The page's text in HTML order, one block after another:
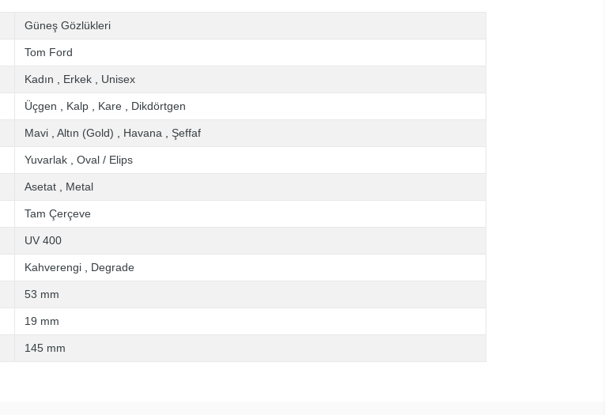
Güneş Gözlükleri
Tom Ford
Kadın Erkek Unisex
Üçgen Kalp Kare Dikdörtgen
Mavi Altın (Gold) Havana Şeffaf
Yuvarlak Oval / Elips
Asetat Metal
Tam Çerçeve
UV 400
Kahverengi Degrade
53 mm
19 mm
145 mm